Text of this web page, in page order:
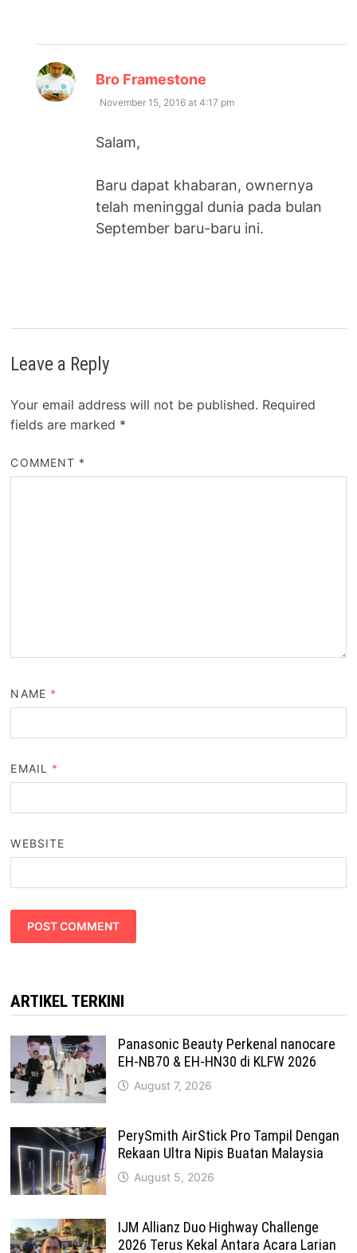
Bro Framestone
November 15, 2016 at 4:17 pm
Salam,
Baru dapat khabaran, ownernya
telah meninggal dunia pada bulan
September baru-baru ini.
Leave a Reply
Your email address will not be published. Required
fields are marked *
COMMENT *
NAME *
EMAIL *
WEBSITE
ARTIKEL TERKINI
Panasonic Beauty Perkenal nanocare
EH-NB70 & EH-HN30 di KLFW 2026
August 7, 2026
PerySmith AirStick Pro Tampil Dengan
Rekaan Ultra Nipis Buatan Malaysia
August 5, 2026
IJM Allianz Duo Highway Challenge
2026 Terus Kekal Antara Acara Larian